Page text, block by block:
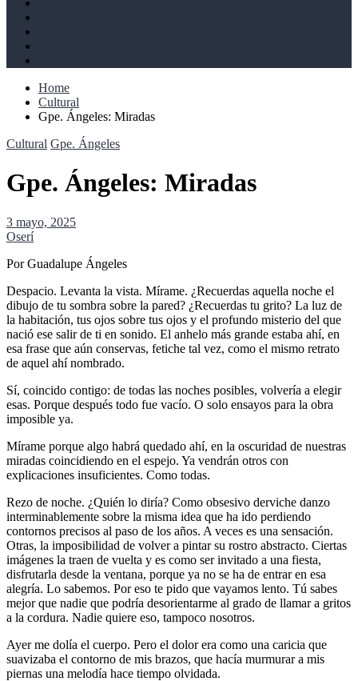
Home
Cultural
Gpe. Ángeles: Miradas
Cultural Gpe. Ángeles
Gpe. Ángeles: Miradas
3 mayo, 2025
Oserí
Por Guadalupe Ángeles
Despacio. Levanta la vista. Mírame. ¿Recuerdas aquella noche el
dibujo de tu sombra sobre la pared? ¿Recuerdas tu grito? La luz de
la habitación, tus ojos sobre tus ojos y el profundo misterio del que
nació ese salir de ti en sonido. El anhelo más grande estaba ahí, en
esa frase que aún conservas, fetiche tal vez, como el mismo retrato
de aquel ahí nombrado.
Sí, coincido contigo: de todas las noches posibles, volvería a elegir
esas. Porque después todo fue vacío. O solo ensayos para la obra
imposible ya.
Mírame porque algo habrá quedado ahí, en la oscuridad de nuestras
miradas coincidiendo en el espejo. Ya vendrán otros con
explicaciones insuficientes. Como todas.
Rezo de noche. ¿Quién lo diría? Como obsesivo derviche danzo
interminablemente sobre la misma idea que ha ido perdiendo
contornos precisos al paso de los años. A veces es una sensación.
Otras, la imposibilidad de volver a pintar su rostro abstracto. Ciertas
imágenes la traen de vuelta y es como ser invitado a una fiesta,
disfrutarla desde la ventana, porque ya no se ha de entrar en esa
alegría. Lo sabemos. Por eso te pido que vayamos lento. Tú sabes
mejor que nadie que podría desorientarme al grado de llamar a gritos
a la cordura. Nadie quiere eso, tampoco nosotros.
Ayer me dolía el cuerpo. Pero el dolor era como una caricia que
suavizaba el contorno de mis brazos, que hacía murmurar a mis
piernas una melodía hace tiempo olvidada.